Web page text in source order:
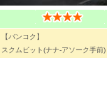
【バンコク】
スクムビット(ナナ-アソーク手前)